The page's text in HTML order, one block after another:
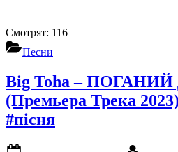
Смотрят: 116
Песни
Big Toha –
(Премьера Трека
#пісня